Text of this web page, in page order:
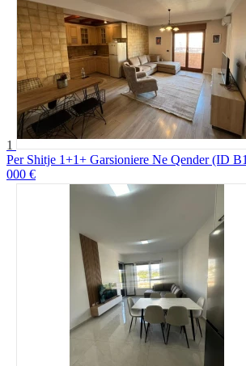
1
Per Shitje 1+1+ Garsioniere Ne Qender (ID
000 €